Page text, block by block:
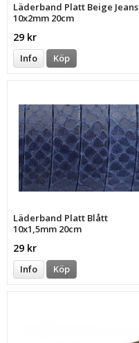
Läderband Platt Beige Jeans
10x2mm 20cm
29 kr
Info Köp
Läderband Platt Blått
10x1,5mm 20cm
29 kr
Info Köp